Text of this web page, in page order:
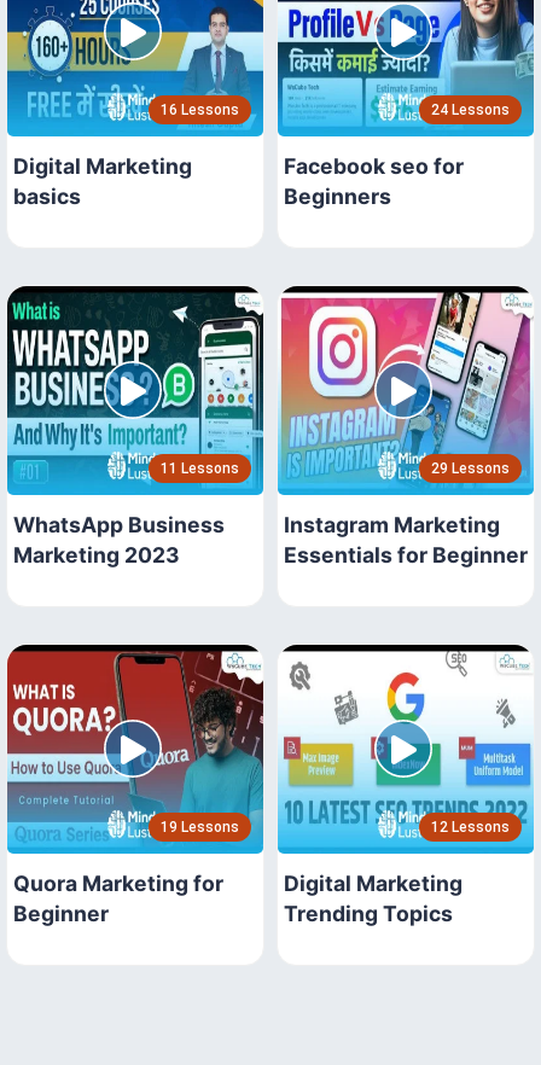
16 Lessons
Digital Marketing
basics
24 Lessons
Facebook seo for
Beginners
11 Lessons
WhatsApp Business
Marketing 2023
29 Lessons
Instagram Marketing
Essentials for Beginner
19 Lessons
Quora Marketing for
Beginner
12 Lessons
Digital Marketing
Trending Topics